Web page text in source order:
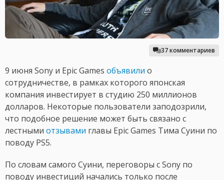
37 комментариев
9 июня Sony и Epic Games объявили о
сотрудничестве, в рамках которого японская
компания инвестирует в студию 250 миллионов
долларов. Некоторые пользователи заподозрили,
что подобное решение может быть связано с
лестными отзывами главы Epic Games Тима Суини по
поводу PS5.
По словам самого Суини, переговоры с Sony по
поводу инвестиций начались только после